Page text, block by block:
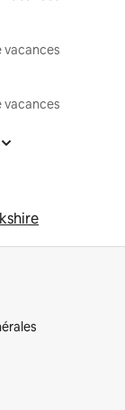
vacances
vacances